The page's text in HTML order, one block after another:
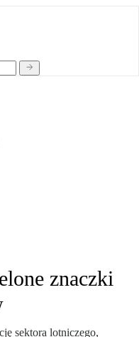
znaczki
sektora lotniczego,